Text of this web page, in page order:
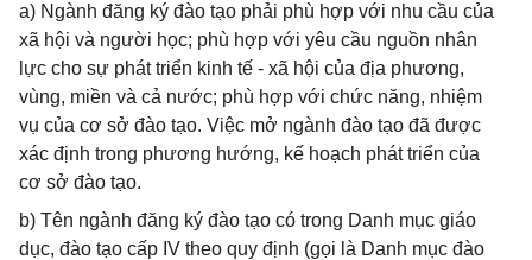
a) Ngành đăng ký đào tạo phải phù hợp với nhu cầu của
xã hội và người học; phù hợp với yêu cầu nguồn nhân
lực cho sự phát triển kinh tế - xã hội của địa phương,
vùng, miền và cả nước; phù hợp với chức năng, nhiệm
vụ của cơ sở đào tạo. Việc mở ngành đào tạo đã được
xác định trong phương hướng, kế hoạch phát triển của
cơ sở đào tạo.
b) Tên ngành đăng ký đào tạo có trong Danh mục giáo
dục, đào tạo cấp IV theo quy định (gọi là Danh mục đào